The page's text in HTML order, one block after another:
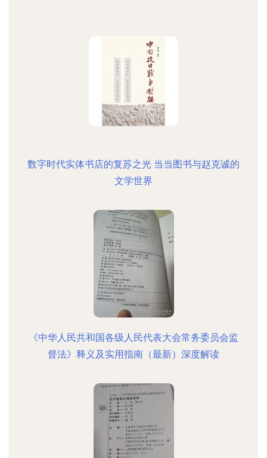
数字时代实体书店的复苏之光 当当图书与赵克诚的
文学世界
《中华人民共和国各级人民代表大会常务委员会监
督法》释义及实用指南（最新）深度解读